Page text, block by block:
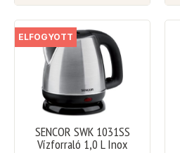
ELFOGYOTT
SENCOR SWK 1031SS
Vízforraló 1,0 L Inox